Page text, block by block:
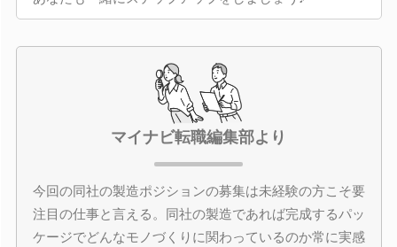
マイナビ転職編集部より
今回の同社の製造ポジションの募集は未経験の方こそ要
注目の仕事と言える。同社の製造であれば完成するパッ
ケージでどんなモノづくりに関わっているのか常に実感